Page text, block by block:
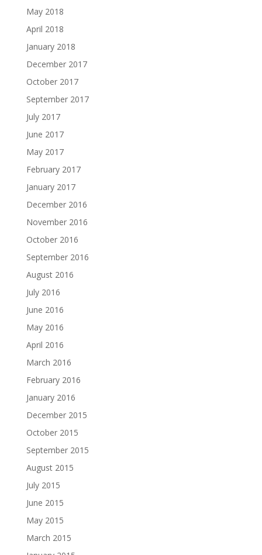
May 2018
April 2018
January 2018
December 2017
October 2017
September 2017
July 2017
June 2017
May 2017
February 2017
January 2017
December 2016
November 2016
October 2016
September 2016
August 2016
July 2016
June 2016
May 2016
April 2016
March 2016
February 2016
January 2016
December 2015
October 2015
September 2015
August 2015
July 2015
June 2015
May 2015
March 2015